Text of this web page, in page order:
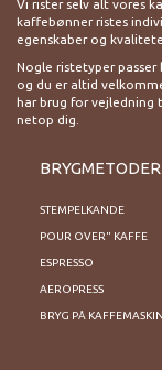
Vi rister selv alt vores
kaffebønner ristes
egenskaber og
Nogle ristetyper
og du er altid
har brug for vejledning
netop dig.
BRYGMETODER
STEMPELKANDE
POUR OVER" KAFFE
ESPRESSO
AEROPRESS
BRYG PÅ